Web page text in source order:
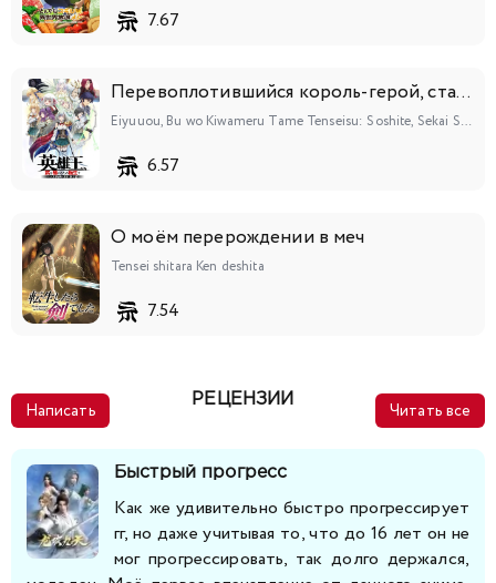
7.67
Перевоплотившийся король-герой, ставший самой сильной ученицей рыцаря
Eiyuuou, Bu wo Kiwameru Tame Tenseisu: Soshite, Sekai Saikyou no Minarai Kishi♀
6.57
О моём перерождении в меч
Tensei shitara Ken deshita
7.54
Написать
РЕЦЕНЗИИ
Читать все
Быстрый прогресс
Как же удивительно быстро прогрессирует
гг, но даже учитывая то, что до 16 лет он не
мог прогрессировать, так долго держался,